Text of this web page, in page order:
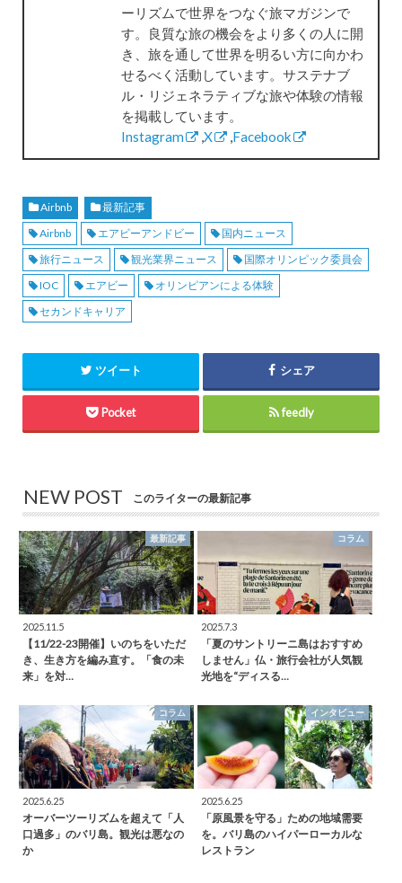
ーリズムで世界をつなぐ旅マガジンで
す。良質な旅の機会をより多くの人に開
き、旅を通して世界を明るい方に向かわ
せるべく活動しています。サステナブ
ル・リジェネラティブな旅や体験の情報
を掲載しています。
Instagram
,X ,Facebook
Airbnb
最新記事
Airbnb
エアビーアンドビー
国内ニュース
旅行ニュース
観光業界ニュース
国際オリンピック委員会
IOC
エアビー
オリンピアンによる体験
セカンドキャリア
ツイート シェア
Pocket feedly
NEW POST このライターの最新記事
最新記事
2025.11.5
【11/22-23開催】いのちをいただ
き、生き方を編み直す。「食の未
来」を対…
コラム
2025.7.3
「夏のサントリーニ島はおすすめ
しません」仏・旅行会社が人気観
光地を“ディスる…
コラム
2025.6.25
オーバーツーリズムを超えて「人
口過多」のバリ島。観光は悪なの
か
インタビュー
2025.6.25
「原風景を守る」ための地域需要
を。バリ島のハイパーローカルな
レストラン